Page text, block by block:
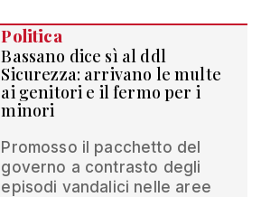
Politica
Bassano dice sì al ddl
Sicurezza: arrivano le multe
ai genitori e il fermo per i
minori
Promosso il pacchetto del
governo a contrasto degli
episodi vandalici nelle aree